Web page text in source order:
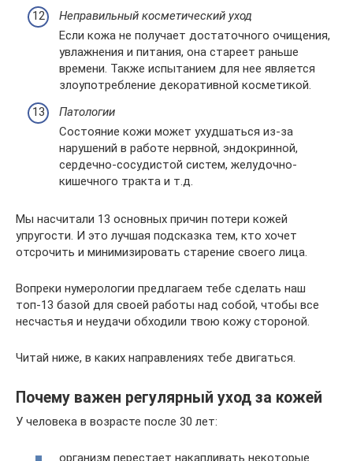
Неправильный косметический уход
Если кожа не получает достаточного очищения,
увлажнения и питания, она стареет раньше
времени. Также испытанием для нее является
злоупотребление декоративной косметикой.
Патологии
Состояние кожи может ухудшаться из-за
нарушений в работе нервной, эндокринной,
сердечно-сосудистой систем, желудочно-
кишечного тракта и т.д.
Мы насчитали 13 основных причин потери кожей
упругости. И это лучшая подсказка тем, кто хочет
отсрочить и минимизировать старение своего лица.
Вопреки нумерологии предлагаем тебе сделать наш
топ-13 базой для своей работы над собой, чтобы все
несчастья и неудачи обходили твою кожу стороной.
Читай ниже, в каких направлениях тебе двигаться.
Почему важен регулярный уход за кожей
У человека в возрасте после 30 лет:
организм перестает накапливать некоторые